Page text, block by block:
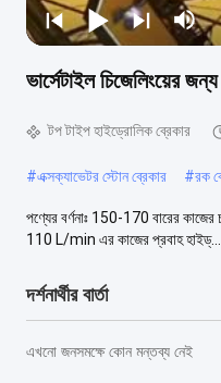
ভার্সেটাইল চিজেলিংয়ের
টপ টাইপ হাইড্রোলিক ব্রেকার
#এক্সক্যাভেটর স্টোন ব্রেকার #রক
পণ্যের বর্ণনাঃ 150-170 বারের
110 L/min এর কাজের প্রবাহ হাইড্...
দর্শনার্থীর বার্তা
এখনো জনসমক্ষে কোন মন্তব্য নেই